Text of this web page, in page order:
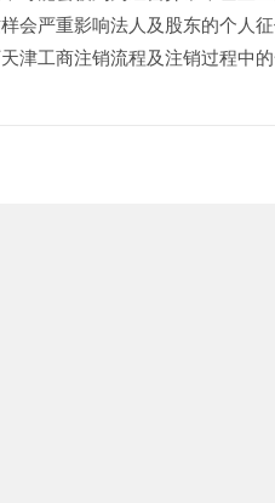
会严重影响法人及股东的个人
津工商注销流程及注销过程中